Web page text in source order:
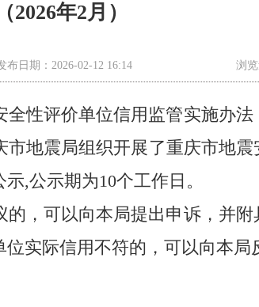
（2026年2月）
布日期：2026-02-12 16:14 浏
性评价单位信用监管实施办
地震局组织开展了重庆市地震
,公示期为10个工作日。
，可以向本局提出申诉，并
实际信用不符的，可以向本局